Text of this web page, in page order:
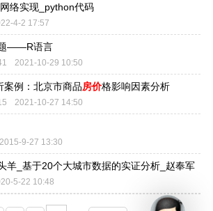
络实现_python代码
4-2 17:57
——R语言
2021-10-29 10:50
案例：北京市商品房价格影响因素分析
2021-10-27 14:50
2015-9-27 13:30
羊_基于20个大城市数据的实证分析_赵奉军
5-22 10:48